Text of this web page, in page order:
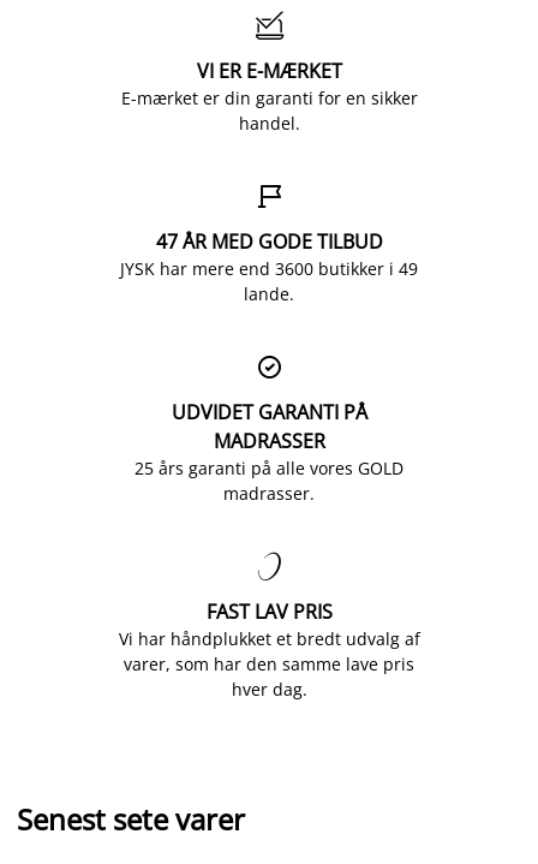

VI ER E-MÆRKET
E-mærket er din garanti for en sikker
handel.

47 ÅR MED GODE TILBUD
JYSK har mere end 3600 butikker i 49
lande.

UDVIDET GARANTI PÅ
MADRASSER
25 års garanti på alle vores GOLD
madrasser.

FAST LAV PRIS
Vi har håndplukket et bredt udvalg af
varer, som har den samme lave pris
hver dag.
Senest sete varer